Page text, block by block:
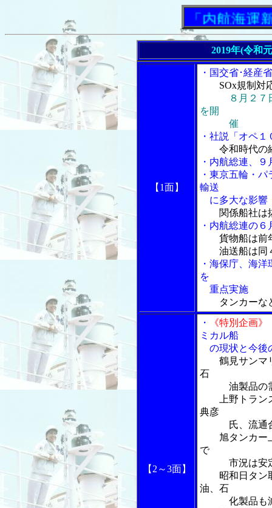
「内航海運新聞
2019年(令和
【1面】
・国交省･経産
SOx規制対
８月２７
を開
催
・社説「オペ
令和時代の
・内航総連、
・東京五輪・
輸送
に多大な影響
関係船社は
・内航総連の
貨物船は前
油送船は同４
・海保庁、海
を
重点実施
タンカーなど
【2～3面】
・ 《特別企画》
ミカル船
の現状と今後
鶴見サンマ
石
油製品の需
上野トランス
典彦
氏、流通合
旭タンカー上
で
市況は安
昭和日タン取
油、石
化製品も減